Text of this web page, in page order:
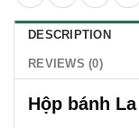
DESCRIPTION
REVIEWS (0)
Hộp bánh